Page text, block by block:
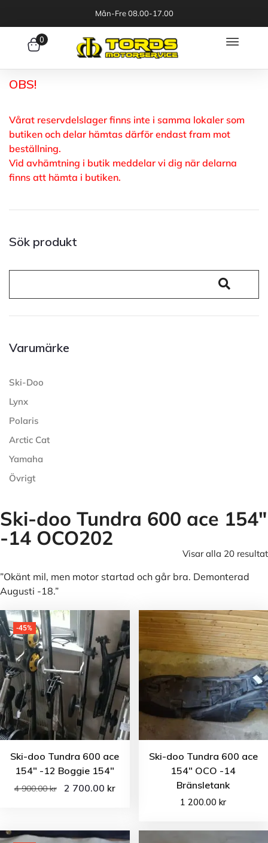
Mån-Fre 08.00-17.00
0
OBS!
Vårat reservdelslager finns inte i samma lokaler som
butiken och delar hämtas därför endast fram mot
beställning.
Vid avhämtning i butik meddelar vi dig när delarna
finns att hämta i butiken.
Sök produkt
Varumärke
Ski-Doo
Lynx
Polaris
Arctic Cat
Yamaha
Övrigt
Ski-doo Tundra 600 ace 154"
-14 OCO202
Visar alla 20 resultat
”Okänt mil, men motor startad och går bra. Demonterad
Augusti -18.”
-45%
Ski-doo Tundra 600 ace
154″ -12 Boggie 154″
4 900.00kr 2 700.00 kr
Ski-doo Tundra 600 ace
154″ OCO -14
Bränsletank
1 200.00kr